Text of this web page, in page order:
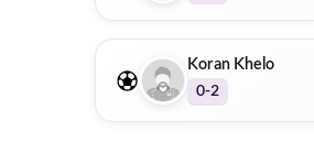
Koran Khelo
0-2